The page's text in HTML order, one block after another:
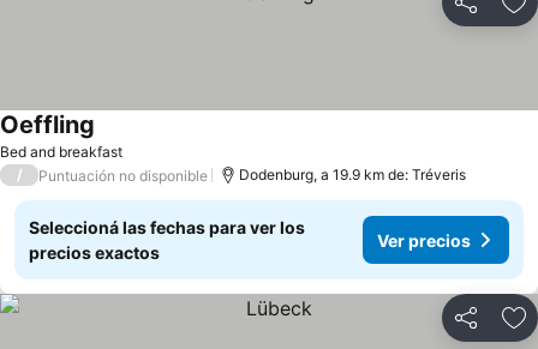
Compartir
Bed and breakfast
Oeffling
/ Puntuación no disponible Dodenburg, a 19.9 km de: Tréveris
Seleccioná las fechas para ver los
precios exactos
Ver precios
Compartir